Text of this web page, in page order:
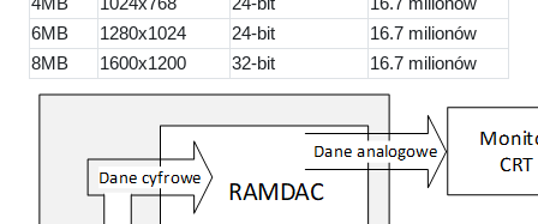
6MB
1280x1024 24-bit
16.7 milionów
8MB
1600x1200 32-bit 16.7 milionów